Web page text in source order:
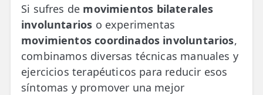
Si sufres de movimientos bilaterales
involuntarios o experimentas
movimientos coordinados involuntarios,
combinamos diversas técnicas manuales y
ejercicios terapéuticos para reducir esos
síntomas y promover una mejor